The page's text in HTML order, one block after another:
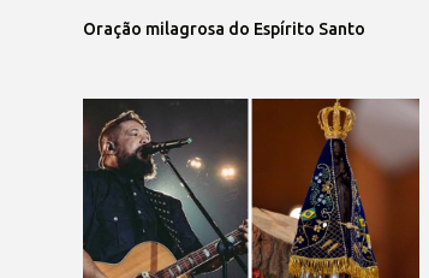
Oração milagrosa do Espírito Santo